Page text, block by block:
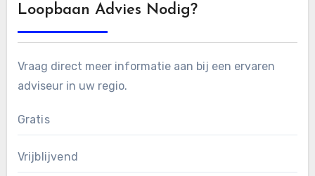
Loopbaan Advies Nodig?
Vraag direct meer informatie aan bij een ervaren
adviseur in uw regio.
Gratis
Vrijblijvend